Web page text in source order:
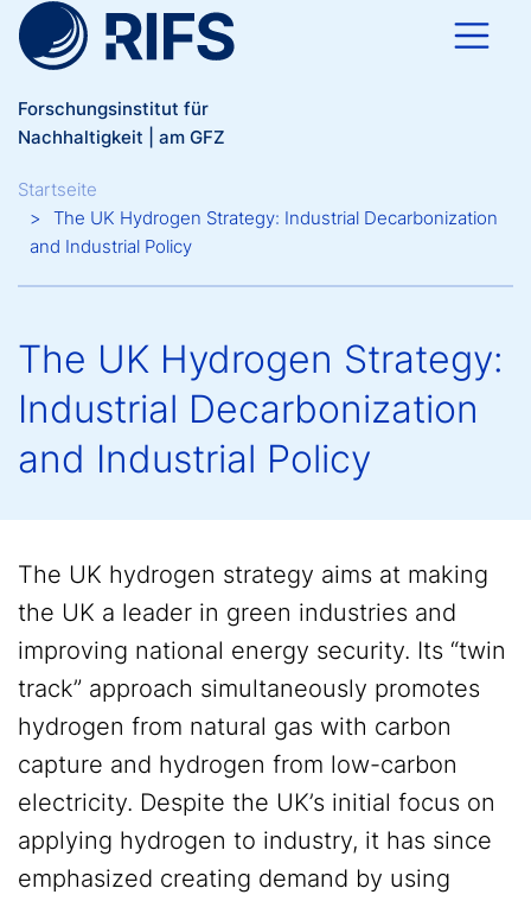
Direkt zum Inhalt
Forschungsinstitut für
Nachhaltigkeit | am GFZ
Breadcrumb
Startseite
The UK Hydrogen Strategy: Industrial Decarbonization
and Industrial Policy
The UK Hydrogen Strategy:
Industrial Decarbonization
and Industrial Policy
The UK hydrogen strategy aims at making
the UK a leader in green industries and
improving national energy security. Its “twin
track” approach simultaneously promotes
hydrogen from natural gas with carbon
capture and hydrogen from low-carbon
electricity. Despite the UK’s initial focus on
applying hydrogen to industry, it has since
emphasized creating demand by using